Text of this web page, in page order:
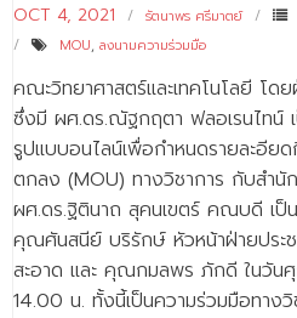
OCT 4, 2021 รัตนาพร ศรีมาตย์
MOU, ลงนามความร่วมมือ
คณะวิทยาศาสตร์และเทคโนโลยี โด
ซึ่งมี ผศ.ดร.ณัฐกฤตา ฟลอเรนไทน์
รูปแบบอนไลน์เพื่อกำหนดรายละอีย
ตกลง (MOU) ทางวิชาการ กับสำ
ผศ.ดร.ฐิตินาถ สุคนเขตร์ คณบดี เป็
คุณศันสนีย์ บริรักษ์ หัวหน้าฝ่ายปร
สะอาด และ คุณกมลพร ภักดี ในวัน
14.00 น. ทั้งนี้เป็นความร่วมมือทาง